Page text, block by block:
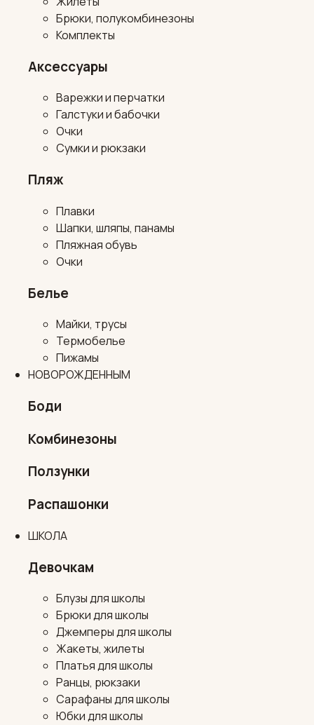
Брюки, полукомбинезоны
Комплекты
Аксессуары
Варежки и перчатки
Галстуки и бабочки
Очки
Сумки и рюкзаки
Пляж
Плавки
Шапки, шляпы, панамы
Пляжная обувь
Очки
Белье
Майки, трусы
Термобелье
Пижамы
НОВОРОЖДЕННЫМ
Боди
Комбинезоны
Ползунки
Распашонки
ШКОЛА
Девочкам
Блузы для школы
Брюки для школы
Джемперы для школы
Жакеты, жилеты
Платья для школы
Ранцы, рюкзаки
Сарафаны для школы
Юбки для школы